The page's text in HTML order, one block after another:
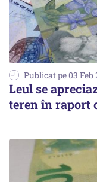
Publicat pe 03 Feb
Leul se
teren în raport